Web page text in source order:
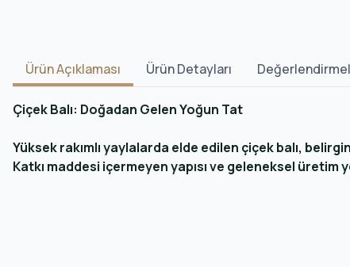
Ürün Açıklaması Ürün Detayları
Çiçek Balı: Doğadan Gelen Yoğun Tat
Yüksek rakımlı yaylalarda elde edilen çiçek balı,
Katkı maddesi içermeyen yapısı ve geleneksel